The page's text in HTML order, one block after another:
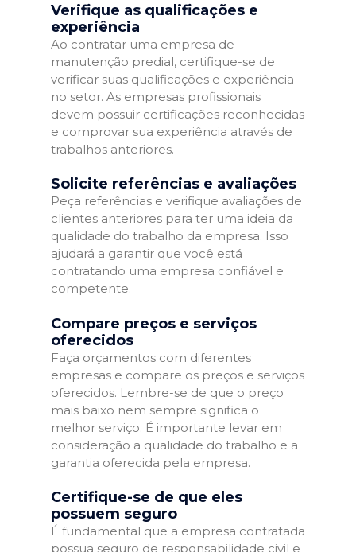
Verifique as qualificações e
experiência
Ao contratar uma empresa de
manutenção predial, certifique-se de
verificar suas qualificações e experiência
no setor. As empresas profissionais
devem possuir certificações reconhecidas
e comprovar sua experiência através de
trabalhos anteriores.
Solicite referências e avaliações
Peça referências e verifique avaliações de
clientes anteriores para ter uma ideia da
qualidade do trabalho da empresa. Isso
ajudará a garantir que você está
contratando uma empresa confiável e
competente.
Compare preços e serviços
oferecidos
Faça orçamentos com diferentes
empresas e compare os preços e serviços
oferecidos. Lembre-se de que o preço
mais baixo nem sempre significa o
melhor serviço. É importante levar em
consideração a qualidade do trabalho e a
garantia oferecida pela empresa.
Certifique-se de que eles
possuem seguro
É fundamental que a empresa contratada
possua seguro de responsabilidade civil e